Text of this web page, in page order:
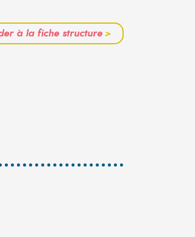
à la fiche structure>